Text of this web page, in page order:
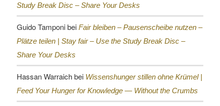
Study Break Disc – Share Your Desks
Guido Tamponibei Fair bleiben – Pausenscheibe nutzen –
Plätze teilen | Stay fair – Use the Study Break Disc –
Share Your Desks
Hassan Warraichbei Wissenshunger stillen ohne Krümel |
Feed Your Hunger for Knowledge — Without the Crumbs